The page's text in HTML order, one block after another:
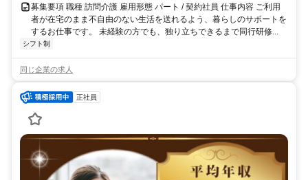
募集要項 職種 訪問介護 雇用形態 パート / 契約社員 仕事内容 ご利用
者が在宅のまま不自由のない生活を送れるよう、暮らしのサポートを
するお仕事です。 未経験の方でも、独り立ちできるまで同行研修...
シフト制
同じ企業の求人
正社員